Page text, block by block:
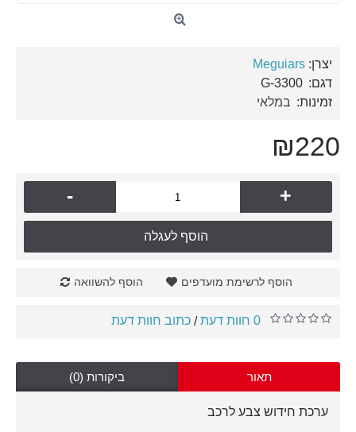
יצרן: Meguiars
דגם: G-3300
זמינות: במלאי
₪220
- +
הוסף לעגלה
הוסף לרשימת מועדפים הוסף להשוואה
0 חוות דעת / כתוב חוות דעת
תאור ביקורות (0)
ערכת חידוש צבע לרכב